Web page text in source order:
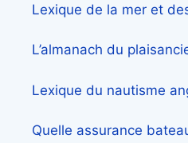
Lexique de la mer et
L’almanach du
Lexique du nautisme
Quelle assurance